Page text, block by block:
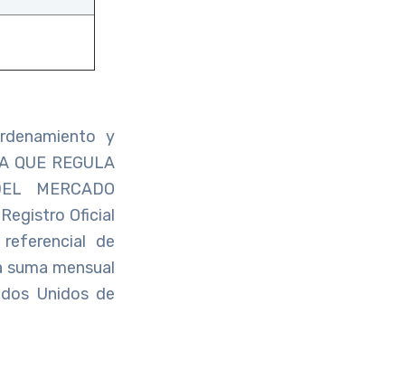
y
REGULA
MERCADO
Oficial
de
mensual
Unidos de